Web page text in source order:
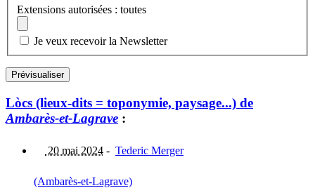
Extensions autorisées : toutes
Je veux recevoir la Newsletter
Lòcs (lieux-dits = toponymie, paysage...) de
Ambarès-et-Lagrave :
20 mai 2024 - Tederic Merger
(Ambarès-et-Lagrave)